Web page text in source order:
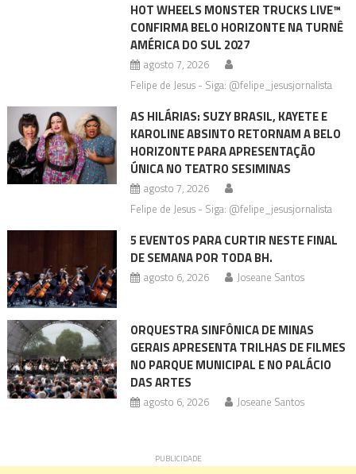
HOT WHEELS MONSTER TRUCKS LIVE™
CONFIRMA BELO HORIZONTE NA TURNÊ
AMÉRICA DO SUL 2027
agosto 7, 2026
Felipe de Jesus - Siga: @felipe_jesusjornalista
AS HILÁRIAS: SUZY BRASIL, KAYETE E
KAROLINE ABSINTO RETORNAM A BELO
HORIZONTE PARA APRESENTAÇÃO
ÚNICA NO TEATRO SESIMINAS
agosto 7, 2026
Felipe de Jesus - Siga: @felipe_jesusjornalista
5 EVENTOS PARA CURTIR NESTE FINAL
DE SEMANA POR TODA BH.
agosto 6, 2026 Joseane Santos
ORQUESTRA SINFÔNICA DE MINAS
GERAIS APRESENTA TRILHAS DE FILMES
NO PARQUE MUNICIPAL E NO PALÁCIO
DAS ARTES
agosto 6, 2026 Joseane Santos